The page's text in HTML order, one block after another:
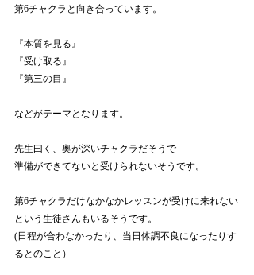
第6チャクラと向き合っています。
『本質を見る』
『受け取る』
『第三の目』
などがテーマとなります。
先生曰く、奥が深いチャクラだそうで
準備ができてないと受けられないそうです。
第6チャクラだけなかなかレッスンが受けに来れない
という生徒さんもいるそうです。
(日程が合わなかったり、当日体調不良になったりす
るとのこと）